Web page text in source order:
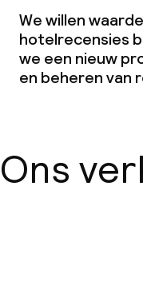
We willen
hotelrecensies
we een nieuw
en beheren van
Ons